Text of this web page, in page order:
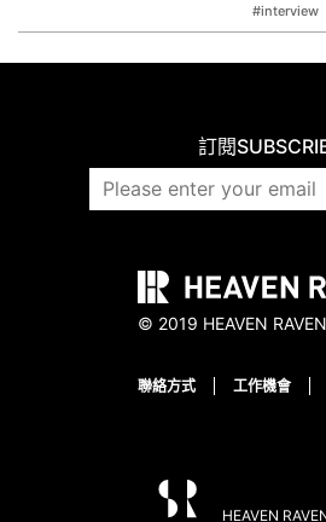
#interview
訂閱
© 2019 HEAVEN
聯絡方式 工作機會
HEAVEN